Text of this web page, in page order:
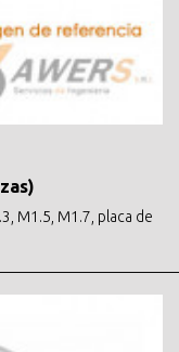
M1.5, M1.7, placa de